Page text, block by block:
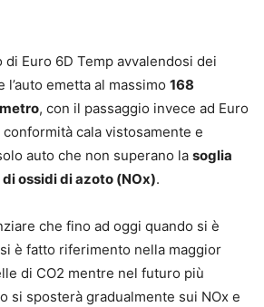
di Euro 6D Temp avvalendosi dei
l’auto emetta al massimo 168
, con il passaggio invece ad Euro
cala vistosamente e
auto che non superano la soglia
ossidi di azoto (NOx).
che fino ad oggi quando si è
è fatto riferimento nella maggior
di CO2 mentre nel futuro più
si sposterà gradualmente sui NOx e